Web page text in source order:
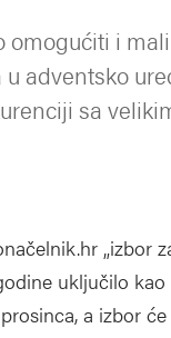
omogućiti i
adventsko
sa
„izbor
uključilo
a izbor